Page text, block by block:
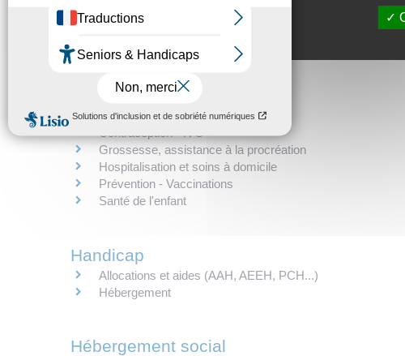
Assurance maladie et santé d'un Français à l'étranger
Litiges avec la Sécurité sociale
Covid-19
Contraception - IVG
Grossesse, assistance à la procréation
Hospitalisation et soins à domicile
Prévention - Vaccinations
Santé de l'enfant
Handicap
Allocations et aides (AAH, AEEH, PCH...)
Hébergement
Hébergement social